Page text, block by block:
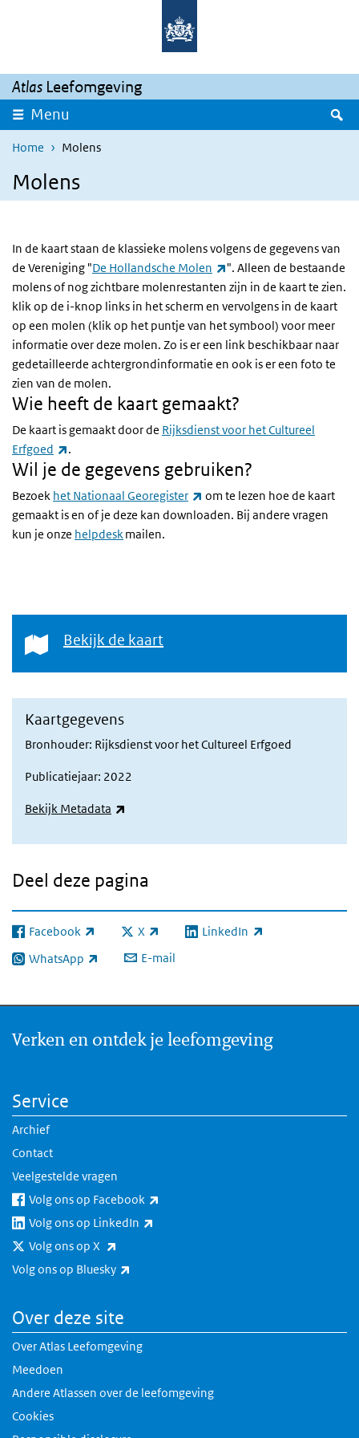
Overslaan en naar de inhoud gaan
Atlas Leefomgeving
Menu
Home Molens
Molens
In de kaart staan de klassieke molens volgens de gegevens van
de Vereniging "De Hollandsche Molen (externe link)
". Alleen de bestaande
molens of nog zichtbare molenrestanten zijn in de kaart te zien.
klik op de i-knop links in het scherm en vervolgens in de kaart
op een molen (klik op het puntje van het symbool) voor meer
informatie over deze molen. Zo is er een link beschikbaar naar
gedetailleerde achtergrondinformatie en ook is er een foto te
zien van de molen.
Wie heeft de kaart gemaakt?
De kaart is gemaakt door de Rijksdienst voor het Cultureel
Erfgoed
(externe link)
.
Wil je de gegevens gebruiken?
Bezoek het Nationaal Georegister (externe link)
om te lezen hoe de kaart
gemaakt is en of je deze kan downloaden. Bij andere vragen
kun je onze helpdeskmailen.
Bekijk de kaart
Bekijk de kaart
Kaartgegevens
Bronhouder: Rijksdienst voor het Cultureel Erfgoed
Publicatiejaar: 2022
Bekijk Metadata
Deel deze pagina
Facebook
(externe link) X
(externe link) LinkedIn
(externe link)
WhatsApp
(externe link) E-mail
Verken en ontdek je leefomgeving
Service
Archief
Contact
Veelgestelde vragen
Volg ons op Facebook
Volg ons op LinkedIn
Volg ons op X
Volg ons op Bluesky
Over deze site
Over Atlas Leefomgeving
Meedoen
Andere Atlassen over de leefomgeving
Cookies